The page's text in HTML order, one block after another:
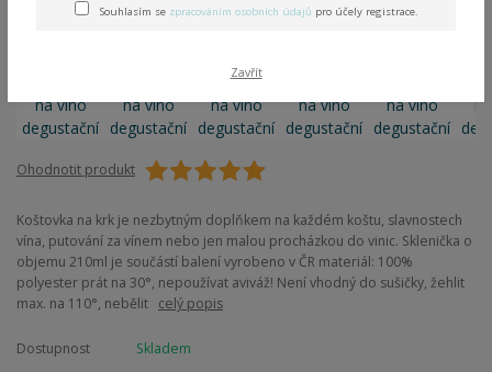
Ohodnotit produkt
Koštovka na krk je nezbytným doplňkem na každém koštu, slavnostech
vína, putování za vínem nebo jen malou procházkou do vinic. Sklenička o
objemu 210ml je součástí balení vyrobeno v ČR materiál: 100%
polyester prát na 30°, nepoužívat aviváž! Není vhodný do sušičky, žehlit
max. na 110°, nebělit celý popis
Dostupnost
Skladem
Souhlasím se zpracováním osobních údajů pro účely registrace.
Zavřít